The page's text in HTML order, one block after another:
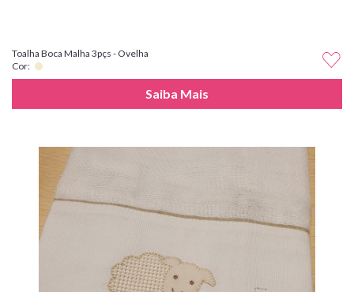
Toalha Boca Malha 3pçs - Ovelha
Cor:
Saiba Mais